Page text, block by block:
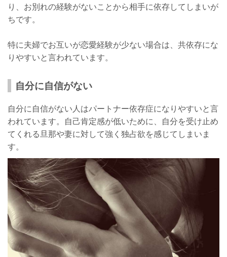
り、お別れの経験がないことから相手に依存してしまいが
ちです。
特に夫婦でお互いが恋愛経験が少ない場合は、共依存にな
りやすいと言われています。
自分に自信がない
自分に自信がない人はパートナー依存症になりやすいと言
われています。自己肯定感が低いために、自分を受け止め
てくれる旦那や妻に対して強く独占欲を感じてしまいま
す。